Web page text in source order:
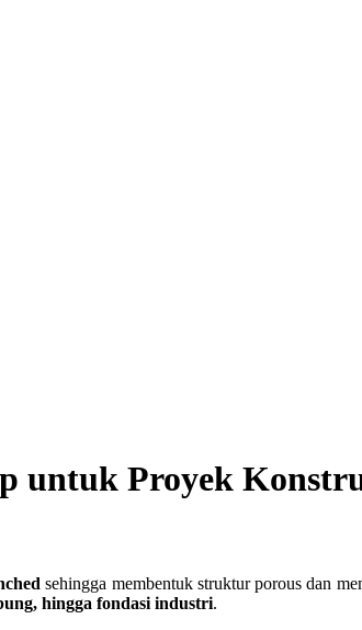
untuk Proyek
sehingga membentuk struktur porous dan
hingga fondasi industri.